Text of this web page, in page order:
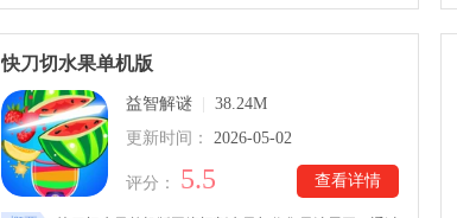
戏中的角色移动。赛道是自动前进的，玩家要沿途躲避障碍物及
收集道具和美少女人物角色。心动射线美女收割机玩法操作简
单，考验的是玩家的反应速度与操作流畅性。游戏中有许多美少
快刀切水果单机版
益智解谜
38.24M
更新时间：
2026-05-02
查看详情
评分： 5.5